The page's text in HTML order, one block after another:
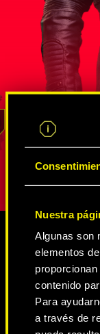
Nuestra
Algunas son
elementos
contenido
Para
a través de
en
de
recurso
Solomon
agente de la
valía en un
inteligencia
que nadie
espías y
información
sentido del